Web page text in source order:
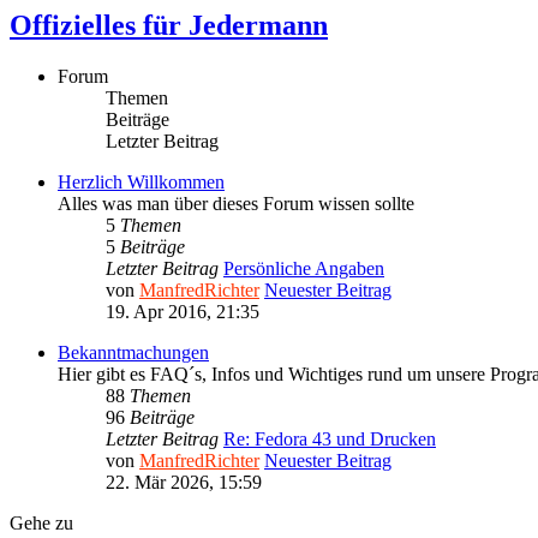
Offizielles für Jedermann
Forum
Themen
Beiträge
Letzter Beitrag
Herzlich Willkommen
Alles was man über dieses Forum wissen sollte
5 Themen
5 Beiträge
Letzter Beitrag Persönliche Angaben
von ManfredRichter Neuester Beitrag
19. Apr 2016, 21:35
Bekanntmachungen
Hier gibt es FAQ´s, Infos und Wichtiges rund um unsere
88 Themen
96 Beiträge
Letzter Beitrag Re: Fedora 43 und Drucken
von ManfredRichter Neuester Beitrag
22. Mär 2026, 15:59
Gehe zu